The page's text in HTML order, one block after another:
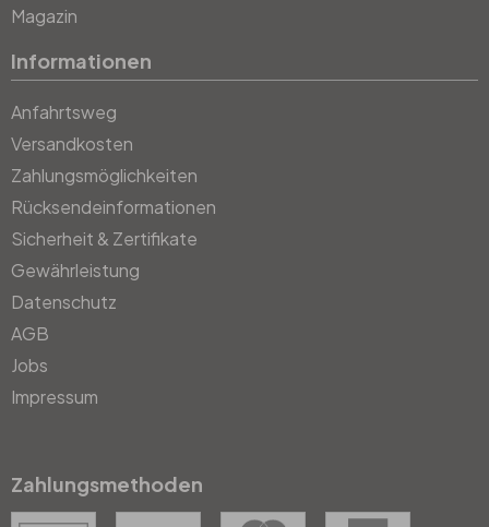
Magazin
Informationen
Anfahrtsweg
Versandkosten
Zahlungsmöglichkeiten
Rücksendeinformationen
Sicherheit & Zertifikate
Gewährleistung
Datenschutz
AGB
Jobs
Impressum
Zahlungsmethoden